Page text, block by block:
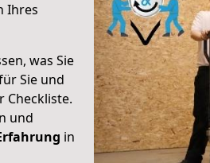
Ihres
was Sie
Sie und
Checkliste.
und
in